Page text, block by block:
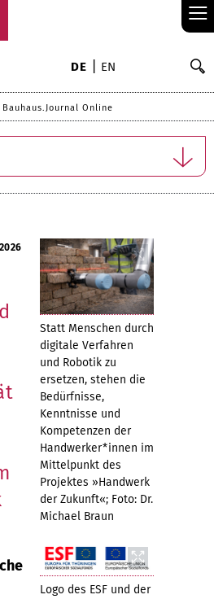
≡
DE EN
Bauhaus.Journal Online
Statt Menschen durch
digitale Verfahren
und Robotik zu
ersetzen, stehen die
Bedürfnisse,
Kenntnisse und
Kompetenzen der
Handwerker*innen im
Mittelpunkt des
Projektes »Handwerk
der Zukunft«; Foto: Dr.
Michael Braun
Logo des ESF und der